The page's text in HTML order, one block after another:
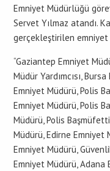
Emniyet Müdürlüğü
Servet Yılmaz atandı.
gerçekleştirilen
“Gaziantep Emniyet
Müdür Yardımcısı,
Emniyet Müdürü, Polis
Emniyet Müdürü, Polis
Müdürü, Polis
Müdürü, Edirne Emniyet
Emniyet Müdürü,
Emniyet Müdürü, Adana